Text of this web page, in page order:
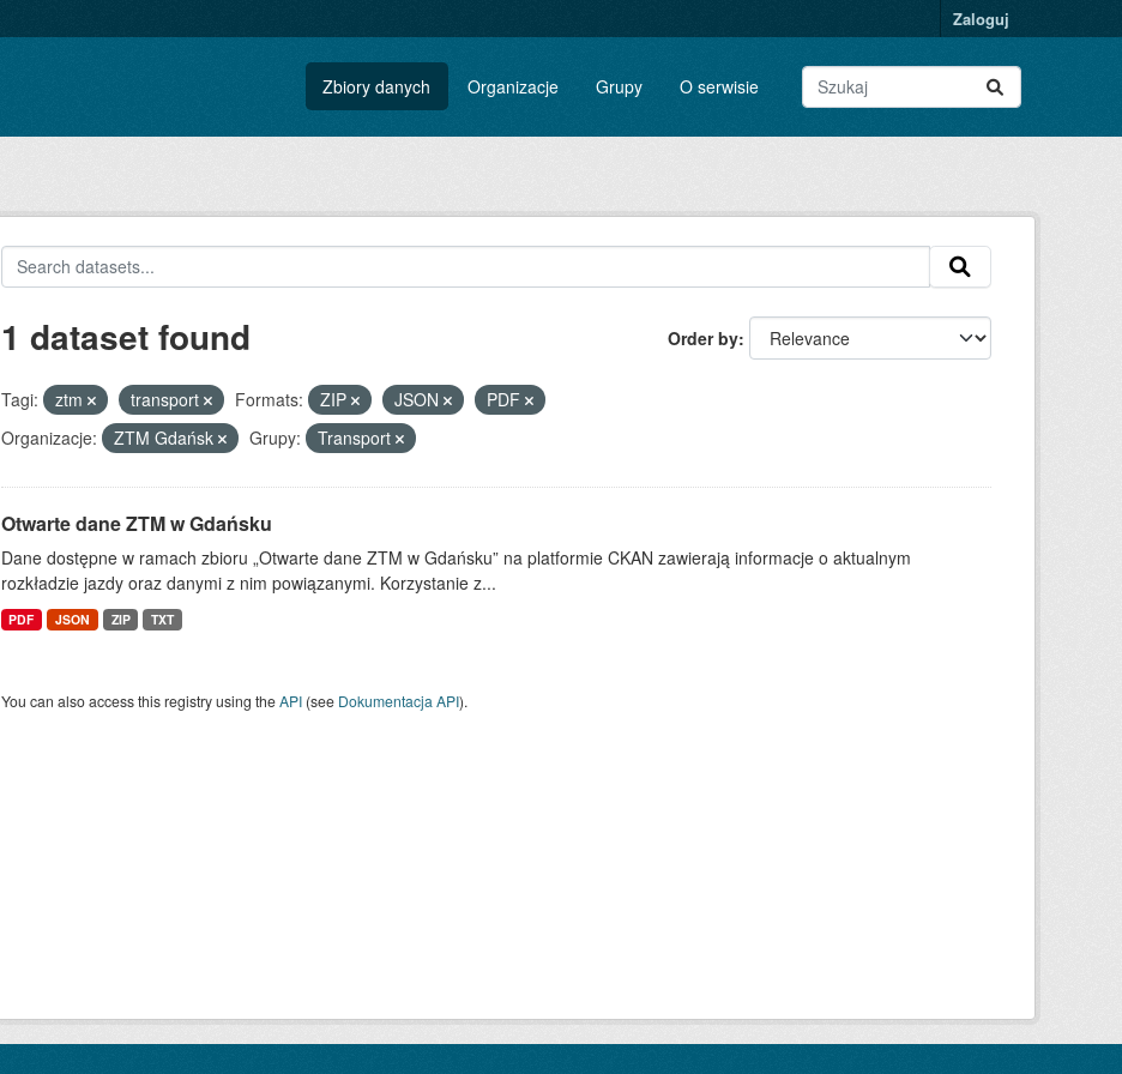
Zaloguj
Zbiory danych Organizacje Grupy O serwisie
Order by
1 dataset found
Tagi: ztm transport Formats: ZIP JSON
PDF
Organizacje:
ZTM Gdańsk Grupy: Transport
Otwarte dane ZTM w Gdańsku
Dane dostępne w ramach zbioru „Otwarte dane ZTM w Gdańsku” na platformie CKAN zawierają informacje o aktualnym
rozkładzie jazdy oraz danymi z nim powiązanymi. Korzystanie z...
PDF JSON ZIP TXT
You can also access this registry using theAPI(see Dokumentacja API).